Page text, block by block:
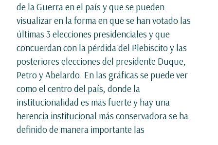
de la Guerra en el país y que se pueden
visualizar en la forma en que se han votado las
últimas 3 elecciones presidenciales y que
concuerdan con la pérdida del Plebiscito y las
posteriores elecciones del presidente Duque,
Petro y Abelardo. En las gráficas se puede ver
como el centro del país, donde la
institucionalidad es más fuerte y hay una
herencia institucional más conservadora se ha
definido de manera importante las